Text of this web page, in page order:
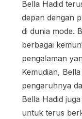
Bella Hadid
depan dengan
di dunia mode.
berbagai
pengalaman
Kemudian,
pengaruhnya
Bella Hadid
untuk terus